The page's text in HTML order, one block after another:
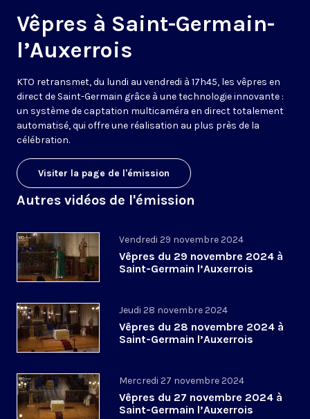
Vêpres à Saint-Germain-
l’Auxerrois
KTO retransmet, du lundi au vendredi à 17h45, les vêpres en
direct de Saint-Germain grâce à une technologie innovante :
un système de captation multicaméra en direct totalement
automatisé, qui offre une réalisation au plus près de la
célébration.
Visiter la page de l'émission
Autres vidéos de l'émission
Vendredi 29 novembre 2024
Vêpres du 29 novembre 2024 à
Saint-Germain l’Auxerrois
Jeudi 28 novembre 2024
Vêpres du 28 novembre 2024 à
Saint-Germain l’Auxerrois
Mercredi 27 novembre 2024
Vêpres du 27 novembre 2024 à
Saint-Germain l’Auxerrois